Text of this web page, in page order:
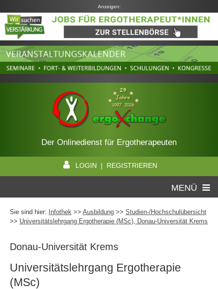
Anzeigen:
Der Onlinedienst für Ergotherapeuten
LOGIN | REGISTRIEREN
MENÜ
Sie sind hier: Infothek >> Ausbildung >> Studien-/Hochschulübersicht
>> Universitätslehrgang Ergotherapie (MSc), Donau-Universität Krems
Donau-Universität Krems
Universitätslehrgang Ergotherapie
(MSc)